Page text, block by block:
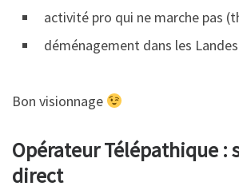
activité pro qui ne marche pas
déménagement dans les
Bon visionnage
Opérateur Télépathique :
direct